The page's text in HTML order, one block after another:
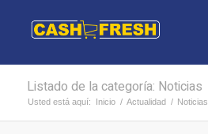
Listado de la categoría: Noticias
Usted está aquí: Inicio / Actualidad / Noticias